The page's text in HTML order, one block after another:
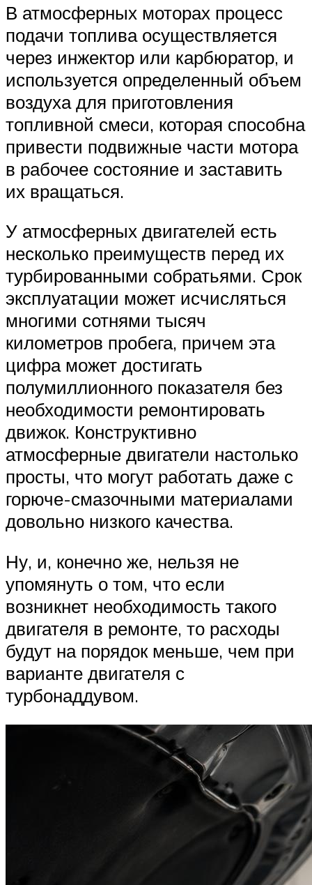
В атмосферных моторах процесс
подачи топлива осуществляется
через инжектор или карбюратор, и
используется определенный объем
воздуха для приготовления
топливной смеси, которая способна
привести подвижные части мотора
в рабочее состояние и заставить
их вращаться.
У атмосферных двигателей есть
несколько преимуществ перед их
турбированными собратьями. Срок
эксплуатации может исчисляться
многими сотнями тысяч
километров пробега, причем эта
цифра может достигать
полумиллионного показателя без
необходимости ремонтировать
движок. Конструктивно
атмосферные двигатели настолько
просты, что могут работать даже с
горюче-смазочными материалами
довольно низкого качества.
Ну, и, конечно же, нельзя не
упомянуть о том, что если
возникнет необходимость такого
двигателя в ремонте, то расходы
будут на порядок меньше, чем при
варианте двигателя с
турбонаддувом.